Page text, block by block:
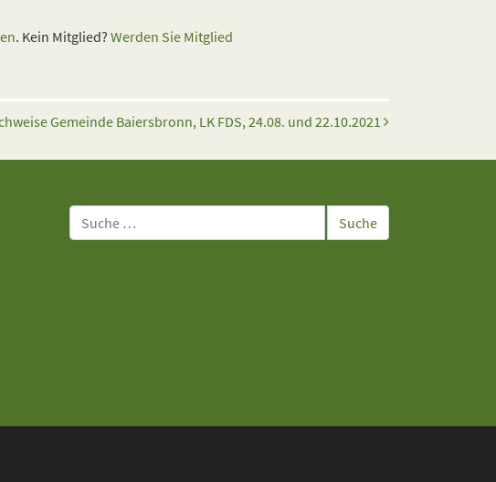
. Kein Mitglied? Werden Sie Mitglied
Gemeinde Baiersbronn, LK FDS, 24.08. und 22.10.2021
Suche